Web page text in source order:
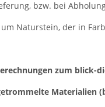
bzw. bei
Naturstein, der in
zum blick-
Materialien